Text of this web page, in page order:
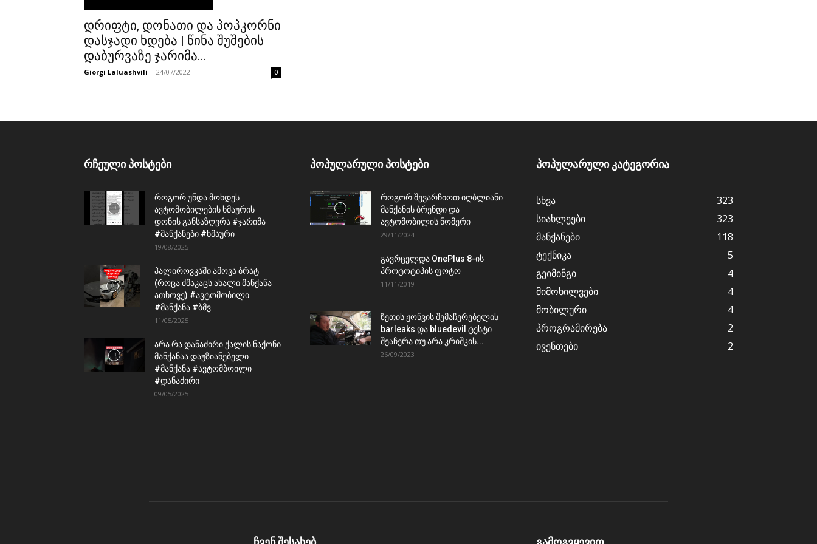
დრიფტი, დონათი და პოპკორნი
დასჯადი ხდება | წინა შუშების
დაბურვაზე ჯარიმა...
Giorgi Laluashvili - 24/07/2022 0
რჩეული პოსტები
როგორ უნდა მოხდეს
ავტომობილების ხმაურის
დონის განსაზღვრა #ჯარიმა
#მანქანები #ხმაური
19/08/2025
პალიროვკაში ამოვა ბრატ
(როცა ძმაკაცს ახალი მანქანა
ათხოვე) #ავტომობილი
#მანქანა #ბმვ
11/05/2025
არა რა დანაძირი ქალის ნაქონი
მანქანაა დაუზიანებელი
#მანქანა #ავტომბოილი
#დანაძირი
09/05/2025
პოპულარული პოსტები
როგორ შევარჩიოთ იღბლიანი
მანქანის ბრენდი და
ავტომობილის ნომერი
29/11/2024
გავრცელდა OnePlus 8-ის
პროტოტიპის ფოტო
11/11/2019
ზეთის ჟონვის შემაჩერებელის
barleaks და bluedevil ტესტი
შეაჩერა თუ არა კრიშკის...
26/09/2023
პოპულარული კატეგორია
სხვა
323
სიახლეები
323
მანქანები
118
ტექნიკა
5
გეიმინგი
4
მიმოხილვები
4
მობილური
4
პროგრამირება
2
ივენთები
2